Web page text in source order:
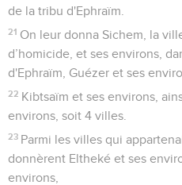
de la tribu d'Ephraïm.
21 On leur donna Sichem, la
d’homicide, et ses environs,
d'Ephraïm, Guézer et ses
22 Kibtsaïm et ses environs,
environs, soit 4 villes.
23 Parmi les villes qui
donnèrent Eltheké et ses
environs,